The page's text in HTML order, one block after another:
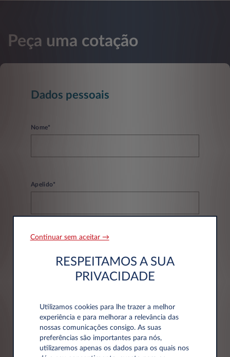
Peça uma cotação
Dados pessoais
Nome*
Apelido*
Email*
Continuar sem aceitar →
RESPEITAMOS A SUA
PRIVACIDADE
Utilizamos cookies para lhe trazer a melhor
experiência e para melhorar a relevância das
nossas comunicações consigo. As suas
preferências são importantes para nós,
utilizaremos apenas os dados para os quais nos